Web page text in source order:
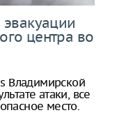
центра во
Владимирской
атаки, все
место.